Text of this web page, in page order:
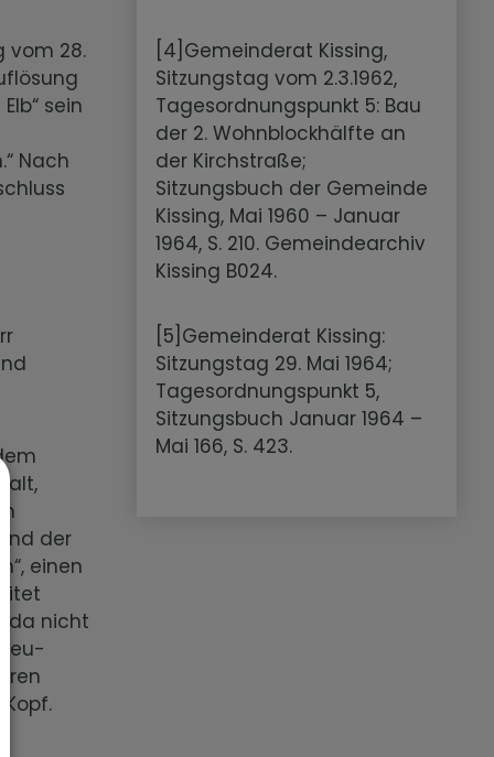
vom 28.
sein
Nach
der
einen
da nicht
[4]Gemeinderat Kissing,
Sitzungstag vom 2.3.1962,
Tagesordnungspunkt 5: Bau
der 2. Wohnblockhälfte an
der Kirchstraße;
Sitzungsbuch der Gemeinde
Kissing, Mai 1960 – Januar
1964, S. 210. Gemeindearchiv
Kissing B024.
[5]Gemeinderat Kissing:
Sitzungstag 29. Mai 1964;
Tagesordnungspunkt 5,
Sitzungsbuch Januar 1964 –
Mai 166, S. 423.